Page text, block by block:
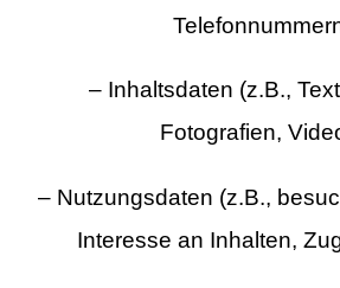
– Inhaltsdaten (z.B.,
Fotografien,
– Nutzungsdaten (z.B.,
Interesse an Inhalten,